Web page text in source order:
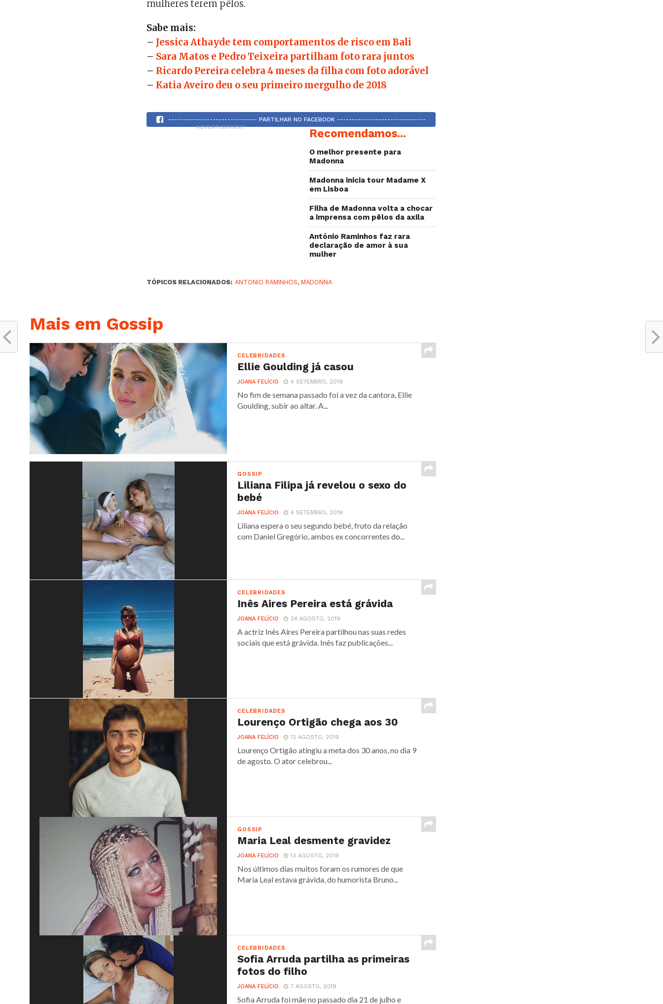
mulheres terem pêlos.
Sabe mais:
– Jessica Athayde tem comportamentos de risco em Bali
– Sara Matos e Pedro Teixeira partilham foto rara juntos
– Ricardo Pereira celebra 4 meses da filha com foto adorável
– Katia Aveiro deu o seu primeiro mergulho de 2018
------------------------------ PARTILHAR NO FACEBOOK ------------------------------
ADVERTISEMENT Recomendamos...
O melhor presente para
Madonna
Madonna inicia tour Madame X
em Lisboa
Filha de Madonna volta a chocar
a imprensa com pêlos da axila
António Raminhos faz rara
declaração de amor à sua
mulher
TÓPICOS RELACIONADOS: ANTONIO RAMINHOS,MADONNA
Mais em Gossip
CELEBRIDADES
Ellie Goulding já casou
JOANA FELÍCIO 4 SETEMBRO, 2019
No fim de semana passado foi a vez da cantora, Ellie
Goulding, subir ao altar. A...
GOSSIP
Liliana Filipa já revelou o sexo do
bebé
JOANA FELÍCIO 4 SETEMBRO, 2019
Liliana espera o seu segundo bebé, fruto da relação
com Daniel Gregório, ambos ex concorrentes do...
CELEBRIDADES
Inês Aires Pereira está grávida
JOANA FELÍCIO 24 AGOSTO, 2019
A actriz Inês Aires Pereira partilhou nas suas redes
sociais que está grávida. Inês faz publicações...
CELEBRIDADES
Lourenço Ortigão chega aos 30
JOANA FELÍCIO 13 AGOSTO, 2019
Lourenço Ortigão atingiu a meta dos 30 anos, no dia 9
de agosto. O ator celebrou...
GOSSIP
Maria Leal desmente gravidez
JOANA FELÍCIO 13 AGOSTO, 2019
Nos últimos dias muitos foram os rumores de que
Maria Leal estava grávida, do humorista Bruno...
CELEBRIDADES
Sofia Arruda partilha as primeiras
fotos do filho
JOANA FELÍCIO 7 AGOSTO, 2019
Sofia Arruda foi mãe no passado dia 21 de julho e